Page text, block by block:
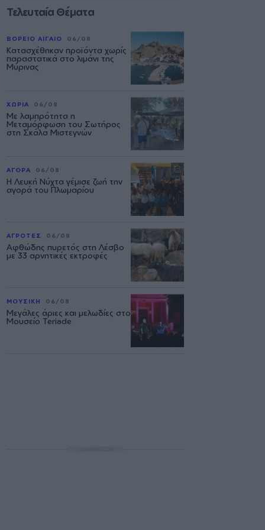
Τελευταία Θέματα
ΒΟΡΕΙΟ ΑΙΓΑΙΟ 06/08
Κατασχέθηκαν προϊόντα χωρίς
παραστατικά στο λιμάνι της
Μύρινας
ΧΩΡΙΑ 06/08
Με λαμπρότητα η
Μεταμόρφωση του Σωτήρος
στη Σκάλα Μιστεγνών
ΑΓΟΡΑ 06/08
Η Λευκή Νύχτα γέμισε ζωή την
αγορά του Πλωμαρίου
ΑΓΡΟΤΕΣ 06/08
Αφθώδης πυρετός στη Λέσβο
με 33 αρνητικές εκτροφές
ΜΟΥΣΙΚΗ 06/08
Μεγάλες άριες και μελωδίες στο
Μουσείο Teriade